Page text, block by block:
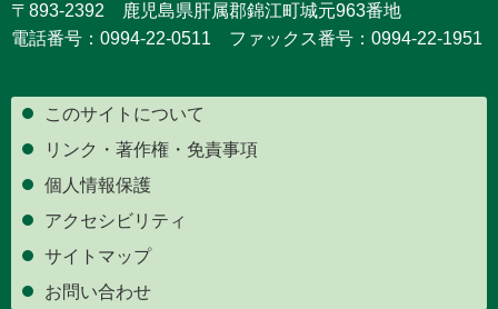
〒893-2392 鹿児島県肝属郡錦江町城元963番地
電話番号：0994-22-0511 ファックス番号：0994-22-1951
このサイトについて
リンク・著作権・免責事項
個人情報保護
アクセシビリティ
サイトマップ
お問い合わせ